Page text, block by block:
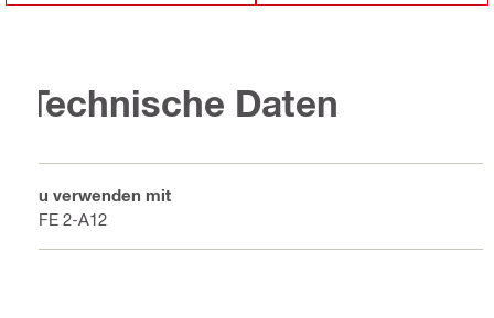
Technische Daten
Zu verwenden mit
SFE 2-A12